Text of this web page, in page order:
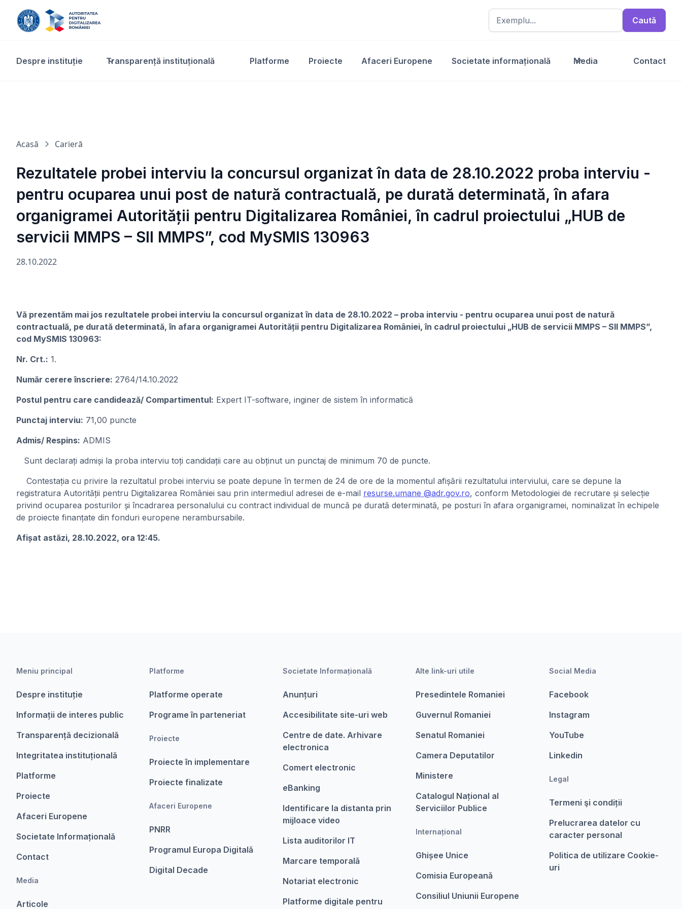
Despre instituție Transparență instituțională​ Platforme Proiecte Afaceri Europene Societate informațională Media Contact
Acasă Carieră
Rezultatele probei interviu la concursul organizat în data de 28.10.2022 proba interviu -
pentru ocuparea unui post de natură contractuală, pe durată determinată, în afara
organigramei Autorității pentru Digitalizarea României, în cadrul proiectului „HUB de
servicii MMPS – SII MMPS”, cod MySMIS 130963
28.10.2022
Vă prezentăm mai jos rezultatele probei interviu la concursul organizat în data de 28.10.2022 – proba interviu - pentru ocuparea unui post de natură
contractuală, pe durată determinată, în afara organigramei Autorității pentru Digitalizarea României, în cadrul proiectului „HUB de servicii MMPS – SII MMPS”,
cod MySMIS 130963:
Nr. Crt.: 1.
Număr cerere înscriere: 2764/14.10.2022
Postul pentru care candidează/ Compartimentul: Expert IT-software, inginer de sistem în informatică
Punctaj interviu: 71,00 puncte
Admis/ Respins: ADMIS
Sunt declarați admiși la proba interviu toți candidații care au obținut un punctaj de minimum 70 de puncte.
Contestația cu privire la rezultatul probei interviu se poate depune în termen de 24 de ore de la momentul afișării rezultatului interviului, care se depune la
registratura Autorității pentru Digitalizarea României sau prin intermediul adresei de e-mail resurse.umane @adr.gov.ro, conform Metodologiei de recrutare și selecție
privind ocuparea posturilor și încadrarea personalului cu contract individual de muncă pe durată determinată, pe posturi în afara organigramei, nominalizat în echipele
de proiecte finanțate din fonduri europene nerambursabile.
Afișat astăzi, 28.10.2022, ora 12:45.
Meniu principal
Despre instituție
Informații de interes public
Transparență decizională
Integritatea instituțională
Platforme
Proiecte
Afaceri Europene
Societate Informațională
Contact
Media
Articole
Platforme
Platforme operate
Programe în parteneriat
Proiecte
Proiecte în implementare
Proiecte finalizate
Afaceri Europene
PNRR
Programul Europa Digitalǎ
Digital Decade
Societate Informațională
Anunțuri
Accesibilitate site-uri web
Centre de date. Arhivare
electronica
Comert electronic
eBanking
Identificare la distanta prin
mijloace video
Lista auditorilor IT
Marcare temporalǎ
Notariat electronic
Platforme digitale pentru
Alte link-uri utile
Presedintele Romaniei
Guvernul Romaniei
Senatul Romaniei
Camera Deputatilor
Ministere
Catalogul Național al
Serviciilor Publice
Internațional
Ghișee Unice
Comisia Europeanǎ
Consiliul Uniunii Europene
Social Media
Facebook
Instagram
YouTube
Linkedin
Legal
Termeni şi condiții
Prelucrarea datelor cu
caracter personal
Politica de utilizare Cookie-
uri